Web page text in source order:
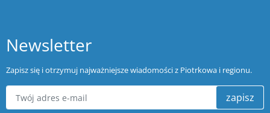
Newsletter
Zapisz się i otrzymuj najważniejsze wiadomości z Piotrkowa i regionu.
zapisz